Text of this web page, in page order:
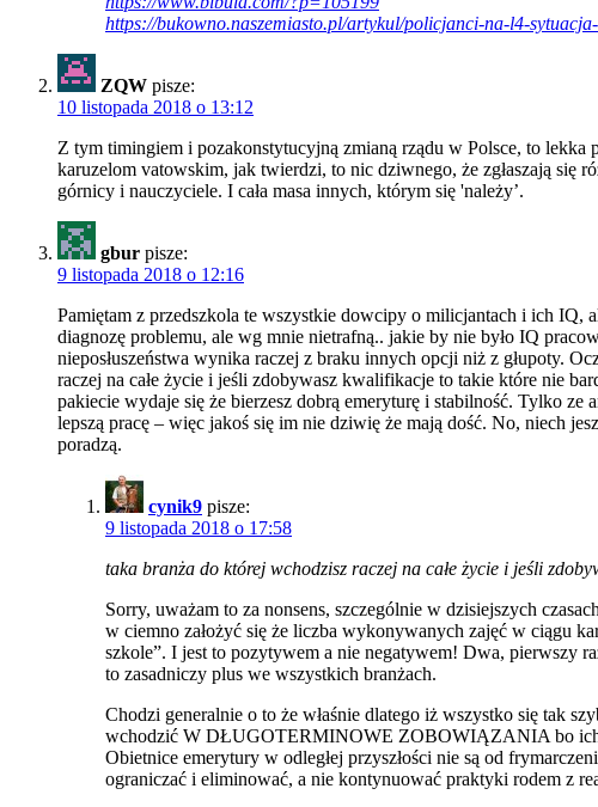
https://bukowno.naszemiasto.pl/artykul/policjanci-na-l4-
ZQW pisze:
10 listopada 2018 o 13:12
Z tym timingiem i pozakonstytucyjną zmianą rządu w Polsce, to lekka
karuzelom vatowskim, jak twierdzi, to nic dziwnego, że zgłaszają się
górnicy i nauczyciele. I cała masa innych, którym się 'należy’.
gbur pisze:
9 listopada 2018 o 12:16
Pamiętam z przedszkola te wszystkie dowcipy o milicjantach i ich IQ,
diagnozę problemu, ale wg mnie nietrafną.. jakie by nie było IQ
nieposłuszeństwa wynika raczej z braku innych opcji niż z głupoty.
raczej na całe życie i jeśli zdobywasz kwalifikacje to takie które nie
pakiecie wydaje się że bierzesz dobrą emeryturę i stabilność. Tylko ze
lepszą pracę – więc jakoś się im nie dziwię że mają dość. No, niech
poradzą.
cynik9 pisze:
9 listopada 2018 o 17:58
taka branża do której wchodzisz raczej na całe życie i jeśli
Sorry, uważam to za nonsens, szczególnie w dzisiejszych
w ciemno założyć się że liczba wykonywanych zajęć w ciągu
szkole”. I jest to pozytywem a nie negatywem! Dwa, pierwszy
to zasadniczy plus we wszystkich branżach.
Chodzi generalnie o to że właśnie dlatego iż wszystko się tak
wchodzić W DŁUGOTERMINOWE ZOBOWIĄZANIA bo ich
Obietnice emerytury w odległej przyszłości nie są od
ograniczać i eliminować, a nie kontynuować praktyki rodem z